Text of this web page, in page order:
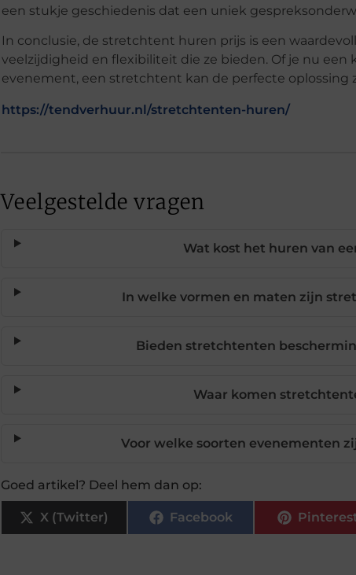
een stukje geschiedenis dat een uniek
In conclusie, de stretchtent huren prijs is een
veelzijdigheid en flexibiliteit die ze bieden. Of je nu
evenement, een stretchtent kan de perfecte oplossing
https://tendverhuur.nl/stretchtenten-huren/
Veelgestelde vragen
Wat kost het huren van
In welke vormen en maten zijn
Bieden stretchtenten
Waar komen
Voor welke soorten evenementen
Goed artikel? Deel hem dan op:
X (Twitter) Facebook